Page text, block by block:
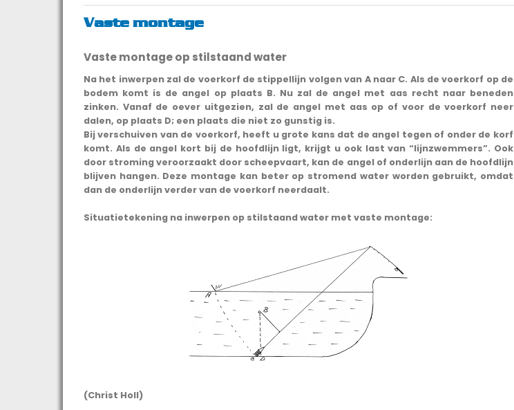
Vaste montage
Vaste montage op stilstaand water
Na het inwerpen zal de voerkorf de stippellijn volgen van A naar C. Als de voerkorf op de
bodem komt is de angel op plaats B. Nu zal de angel met aas recht naar beneden
zinken. Vanaf de oever uitgezien, zal de angel met aas op of voor de voerkorf neer
dalen, op plaats D; een plaats die niet zo gunstig is.
Bij verschuiven van de voerkorf, heeft u grote kans dat de angel tegen of onder de korf
komt. Als de angel kort bij de hoofdlijn ligt, krijgt u ook last van “lijnzwemmers”. Ook
door stroming veroorzaakt door scheepvaart, kan de angel of onderlijn aan de hoofdlijn
blijven hangen. Deze montage kan beter op stromend water worden gebruikt, omdat
dan de onderlijn verder van de voerkorf neerdaalt.
Situatietekening na inwerpen op stilstaand water met vaste montage:
(Christ Holl)